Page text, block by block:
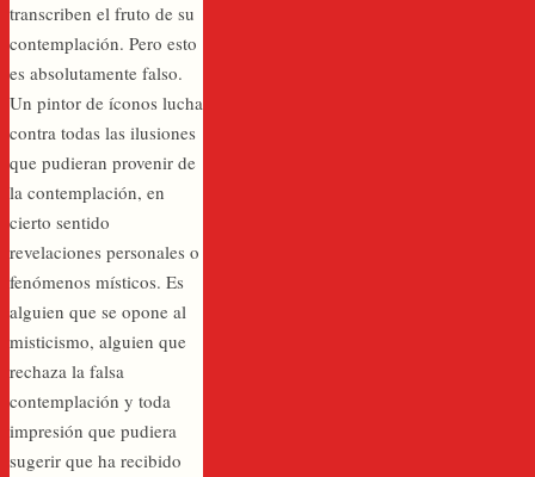
transcriben el fruto de su
contemplación. Pero esto
es absolutamente falso.
Un pintor de íconos lucha
contra todas las ilusiones
que pudieran provenir de
la contemplación, en
cierto sentido
revelaciones personales o
fenómenos místicos. Es
alguien que se opone al
misticismo, alguien que
rechaza la falsa
contemplación y toda
impresión que pudiera
sugerir que ha recibido